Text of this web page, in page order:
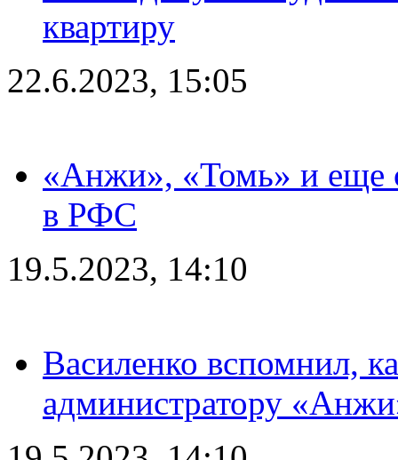
квартиру
22.6.2023, 15:05
«Анжи», «Томь» и еще
в РФС
19.5.2023, 14:10
Василенко вспомнил,
администратору